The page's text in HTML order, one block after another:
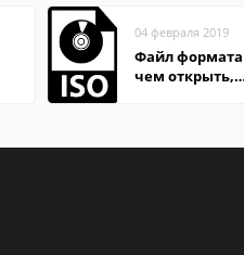
04 февраля 2019
Файл формата
чем открыть,